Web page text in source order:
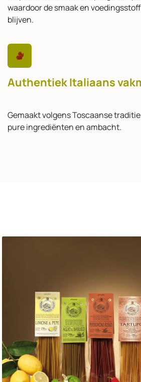
waardoor de smaak en
blijven.
Authentiek Italiaans
Gemaakt volgens Toscaanse
pure ingrediënten en ambacht.